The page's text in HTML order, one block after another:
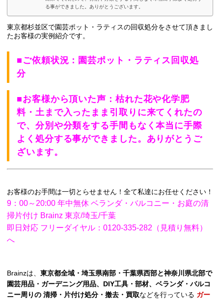
る事ができました。ありがとうございます。
東京都杉並区で園芸ポット・ラティスの回収処分をさせて頂きまし
たお客様の実例紹介です。
■ご依頼状況：園芸ポット・ラティス回収処
分
■お客様から頂いた声：枯れた花や化学肥
料・土まで入ったまま引取りに来てくれたの
で、分別や分類をする手間もなく本当に手際
よく処分する事ができました。ありがとうご
ざいます。
お客様のお手間は一切とらせません！全て私達にお任せください！
9：00～20:00 年中無休 ベランダ・バルコニー・お庭の清
掃片付け Brainz 東京/埼玉/千葉
即日対応 フリーダイヤル：0120-335-282（見積り無料）
へ
Brainzは、 東京都全域・埼玉県南部・千葉県西部と神奈川県北部で
園芸用品・ガーデニング用品、DIY工具・部材、ベランダ・バルコ
ニー周りの 清掃・片付け処分・撤去・買取などを行っている ガー